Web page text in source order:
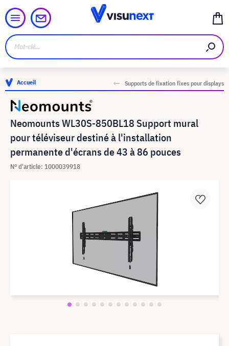
Accueil Supports de fixation fixes pour displays
Neomounts WL30S-850BL18 Support mural
pour téléviseur destiné à l'installation
permanente d'écrans de 43 à 86 pouces
N° d'article: 1000039918